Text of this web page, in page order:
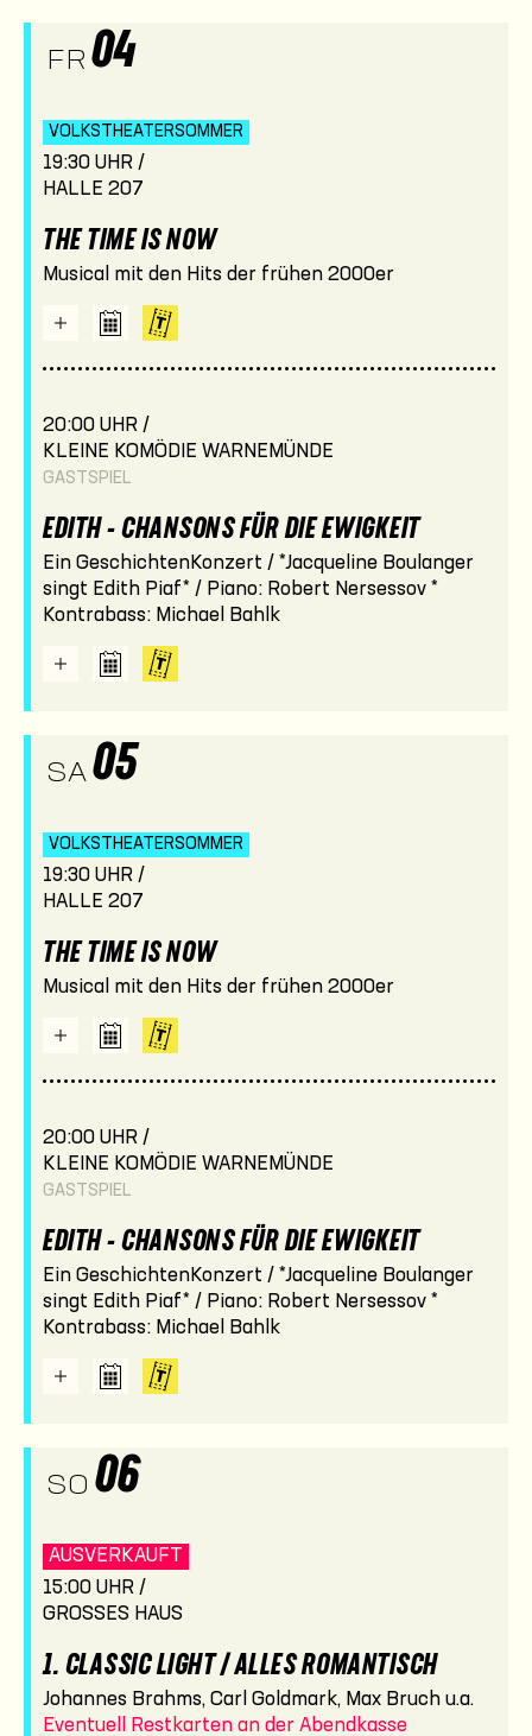
FR 04
VOLKSTHEATER­SOMMER
19:30 UHR /
HALLE 207
THE TIME IS NOW
Musical mit den Hits der frühen 2000er
20:00 UHR /
KLEINE KOMÖDIE WARNEMÜNDE
GASTSPIEL
EDITH - CHANSONS FÜR DIE EWIGKEIT
Ein GeschichtenKonzert / *Jacqueline Boulanger
singt Edith Piaf* / Piano: Robert Nersessov *
Kontrabass: Michael Bahlk
SA 05
VOLKSTHEATER­SOMMER
19:30 UHR /
HALLE 207
THE TIME IS NOW
Musical mit den Hits der frühen 2000er
20:00 UHR /
KLEINE KOMÖDIE WARNEMÜNDE
GASTSPIEL
EDITH - CHANSONS FÜR DIE EWIGKEIT
Ein GeschichtenKonzert / *Jacqueline Boulanger
singt Edith Piaf* / Piano: Robert Nersessov *
Kontrabass: Michael Bahlk
SO 06
AUSVERKAUFT
15:00 UHR /
GROSSES HAUS
1. CLASSIC LIGHT / ALLES ROMANTISCH
Johannes Brahms, Carl Goldmark, Max Bruch u.a.
Eventuell Restkarten an der Abendkasse